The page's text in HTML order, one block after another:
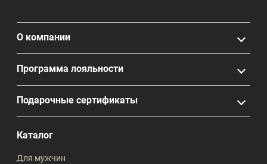
О компании
Программа лояльности
Подарочные сертификаты
Каталог
Для мужчин